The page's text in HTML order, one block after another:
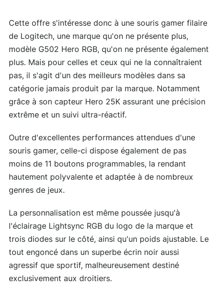
Cette offre s'intéresse donc à une souris gamer filaire
de Logitech, une marque qu'on ne présente plus,
modèle G502 Hero RGB, qu'on ne présente également
plus. Mais pour celles et ceux qui ne la connaîtraient
pas, il s'agit d'un des meilleurs modèles dans sa
catégorie jamais produit par la marque. Notamment
grâce à son capteur Hero 25K assurant une précision
extrême et un suivi ultra-réactif.
Outre d'excellentes performances attendues d'une
souris gamer, celle-ci dispose également de pas
moins de 11 boutons programmables, la rendant
hautement polyvalente et adaptée à de nombreux
genres de jeux.
La personnalisation est même poussée jusqu'à
l'éclairage Lightsync RGB du logo de la marque et
trois diodes sur le côté, ainsi qu'un poids ajustable. Le
tout engoncé dans un superbe écrin noir aussi
agressif que sportif, malheureusement destiné
exclusivement aux droitiers.